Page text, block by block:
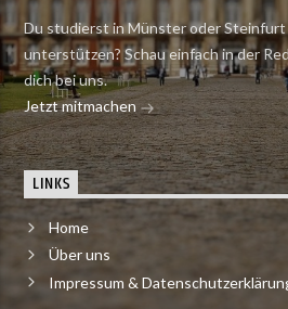
Du studierst in Münster oder Steinfurt
unterstützen? Schau einfach in der
dich bei uns.
Jetzt mitmachen
LINKS
Home
Über uns
Impressum &